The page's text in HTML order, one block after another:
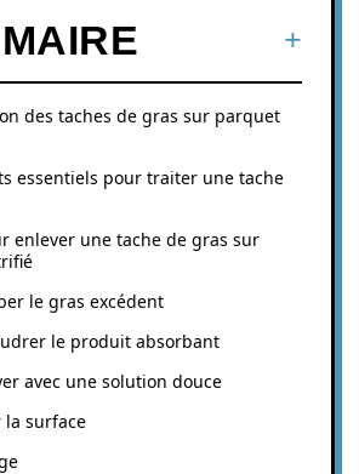
des taches de gras sur parquet
essentiels pour traiter une tache
enlever une tache de gras sur
le gras excédent
le produit absorbant
avec une solution douce
la surface